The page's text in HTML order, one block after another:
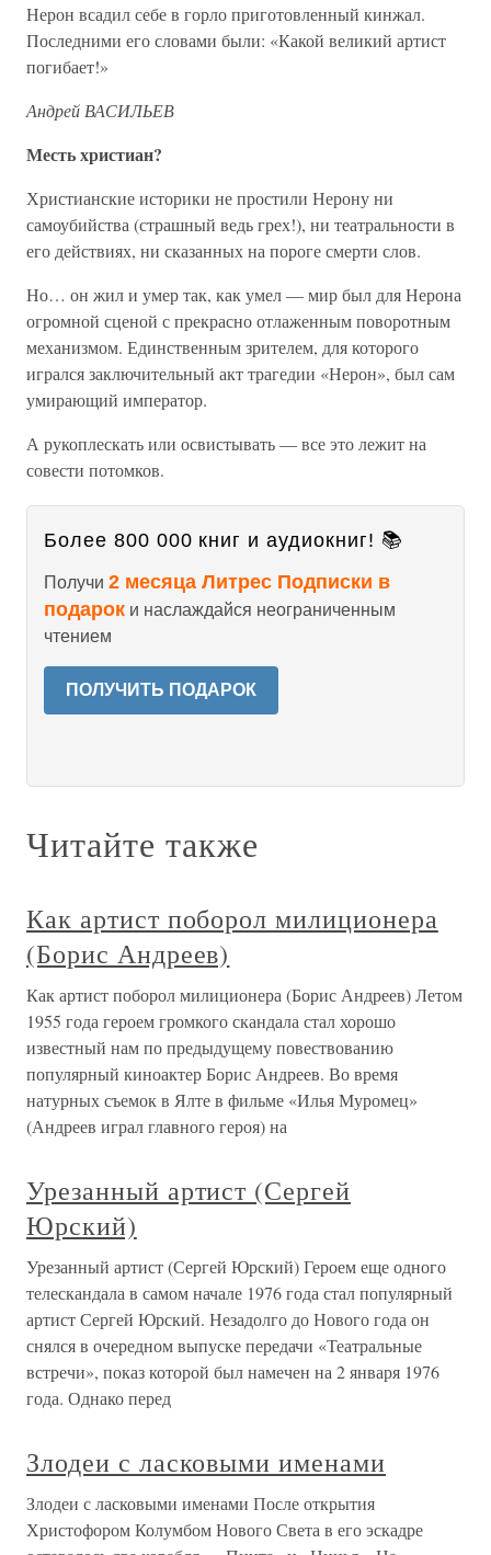
Нерон всадил себе в горло приготовленный кинжал.
Последними его словами были: «Какой великий артист
погибает!»
Андрей ВАСИЛЬЕВ
Месть христиан?
Христианские историки не простили Нерону ни
самоубийства (страшный ведь грех!), ни театральности в
его действиях, ни сказанных на пороге смерти слов.
Но… он жил и умер так, как умел — мир был для Нерона
огромной сценой с прекрасно отлаженным поворотным
механизмом. Единственным зрителем, для которого
игрался заключительный акт трагедии «Нерон», был сам
умирающий император.
А рукоплескать или освистывать — все это лежит на
совести потомков.
Более 800 000 книг и аудиокниг! 📚
Получи 2 месяца Литрес Подписки в
подарок и наслаждайся неограниченным
чтением
ПОЛУЧИТЬ ПОДАРОК
Читайте также
Как артист поборол милиционера
(Борис Андреев)
Как артист поборол милиционера (Борис Андреев) Летом
1955 года героем громкого скандала стал хорошо
известный нам по предыдущему повествованию
популярный киноактер Борис Андреев. Во время
натурных съемок в Ялте в фильме «Илья Муромец»
(Андреев играл главного героя) на
Урезанный артист (Сергей
Юрский)
Урезанный артист (Сергей Юрский) Героем еще одного
телескандала в самом начале 1976 года стал популярный
артист Сергей Юрский. Незадолго до Нового года он
снялся в очередном выпуске передачи «Театральные
встречи», показ которой был намечен на 2 января 1976
года. Однако перед
Злодеи с ласковыми именами
Злодеи с ласковыми именами После открытия
Христофором Колумбом Нового Света в его эскадре